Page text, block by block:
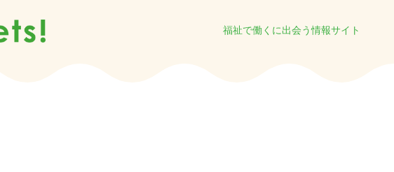
福祉で働くに出会う情報サイト